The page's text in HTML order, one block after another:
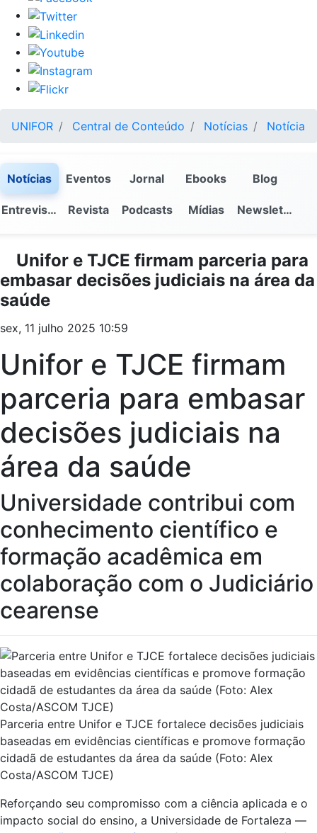
UNIFOR Central de Conteúdo Notícias Notícia
Notícias Eventos Jornal Ebooks Blog
Entrevistas Revista Podcasts Mídias Newsletter
Unifor e TJCE firmam parceria para
embasar decisões judiciais na área da
saúde
sex, 11 julho 2025 10:59
Unifor e TJCE firmam
parceria para embasar
decisões judiciais na
área da saúde
Universidade contribui com
conhecimento científico e
formação acadêmica em
colaboração com o Judiciário
cearense
Parceria entre Unifor e TJCE fortalece decisões judiciais
baseadas em evidências científicas e promove formação
cidadã de estudantes da área da saúde (Foto: Alex
Costa/ASCOM TJCE)
Reforçando seu compromisso com a ciência aplicada e o
impacto social do ensino, a Universidade de Fortaleza —